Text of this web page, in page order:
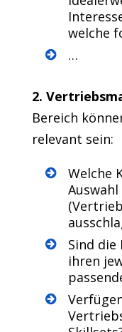
welche
…
2.
Bereich
relevant sein:
Welche
Sind
ihren